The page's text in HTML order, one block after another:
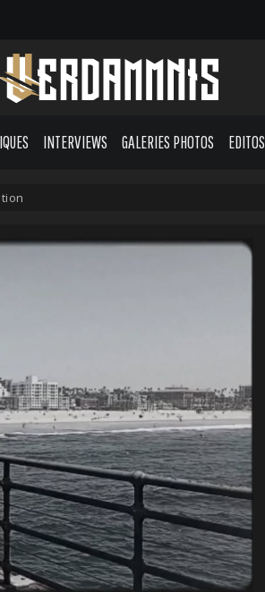
INTERVIEWS GALERIES PHOTOS EDITOS